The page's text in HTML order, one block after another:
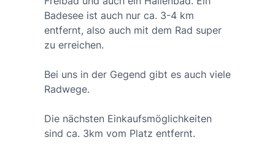
Badesee ist auch nur ca. 3-4 km
entfernt, also auch mit dem Rad super
zu erreichen.
Bei uns in der Gegend gibt es auch viele
Radwege.
Die nächsten Einkaufsmöglichkeiten
sind ca. 3km vom Platz entfernt.